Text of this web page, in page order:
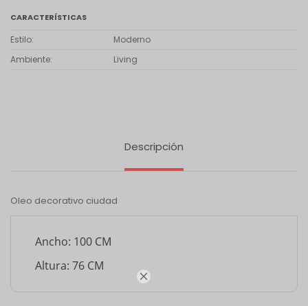

CARACTERÍSTICAS
Estilo
Moderno
Ambiente
Living
Descripción
Oleo decorativo ciudad
Ancho: 100 CM
Altura: 76 CM